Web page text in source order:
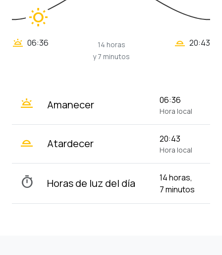
wb_sunny
wb_twilight 06:36
14 horas
y 7 minutos
wb_twilight_2 20:43
wb_twilight Amanecer 06:36
Hora local
wb_twilight_2 Atardecer 20:43
Hora local
timer Horas de luz del día
14 horas,
7 minutos